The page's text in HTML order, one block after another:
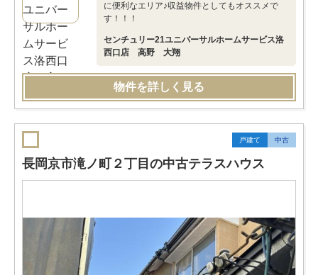
に便利なエリア♪収益物件としてもオススメで
す！！！
センチュリー21ユニバーサルホームサービス洛
西口店 高野 大翔
物件を詳しく見る
戸建て 中古
長岡京市滝ノ町２丁目の中古テラスハウス